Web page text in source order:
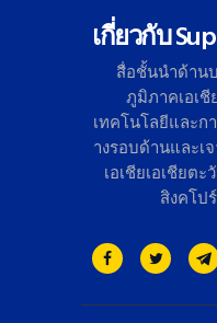
เกี่ยวกับ
สื่อชั้นนำด้าน
ภูมิภาคเอเ
เทคโนโลยีและก
างรอบด้านและ
เอเชียเอเชียตะ
สิงคโป